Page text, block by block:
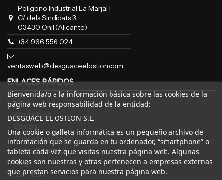
Poligono Industrial La Marjal II
C/ dels Sindicats 3
03430 Onil (Alicante)
+34 966 556 024
ventasweb@desguaceelostion.com
ENLACES RÁPIDOS
Inicio
Recambios
Bajas y tasaciones
Sobre Nosotros
Blog
Contacto
Bienvenida/o a la información básica sobre las cookies de la
página web responsabilidad de la entidad:
DESGUACE EL OSTION S.L.
Una cookie o galleta informática es un pequeño archivo de
información que se guarda en tu ordenador, “smartphone” o
tableta cada vez que visitas nuestra página web. Algunas
cookies son nuestras y otras pertenecen a empresas externas
que prestan servicios para nuestra página web.